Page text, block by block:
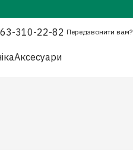
310-22-82 Передзвонити вам?
Аксесуари